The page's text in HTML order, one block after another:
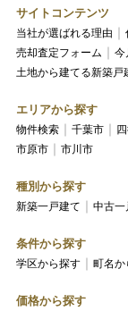
サイトコンテンツ
当社が選ばれる理由
売却査定フォーム
今
土地から建てる新築戸
エリアから探す
物件検索 千葉市
市原市
市川市
種別から探す
新築一戸建て 中古一
条件から探す
学区から探す 町名か
価格から探す